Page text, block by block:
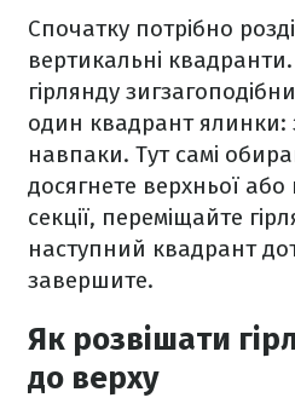
Спочатку потрібно
вертикальні квадранти.
гірлянду
один квадрант ялинки:
навпаки. Тут самі
досягнете верхньої
секції, переміщайте
наступний квадрант
завершите.
Як розвішати
до верху